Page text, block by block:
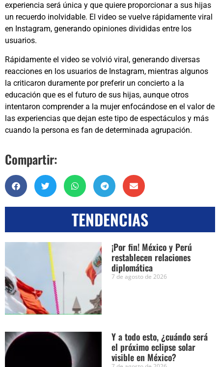
experiencia será única y que quiere proporcionar a sus hijas
un recuerdo inolvidable. El video se vuelve rápidamente viral
en Instagram, generando opiniones divididas entre los
usuarios.
Rápidamente el video se volvió viral, generando diversas
reacciones en los usuarios de Instagram, mientras algunos
la criticaron duramente por preferir un concierto a la
educación que es el futuro de sus hijas, aunque otros
intentaron comprender a la mujer enfocándose en el valor de
las experiencias que dejan este tipo de espectáculos y más
cuando la persona es fan de determinada agrupación.
Compartir:
TENDENCIAS
¡Por fin! México y Perú
restablecen relaciones
diplomática
7 de agosto de 2026
Y a todo esto, ¿cuándo será
el próximo eclipse solar
visible en México?